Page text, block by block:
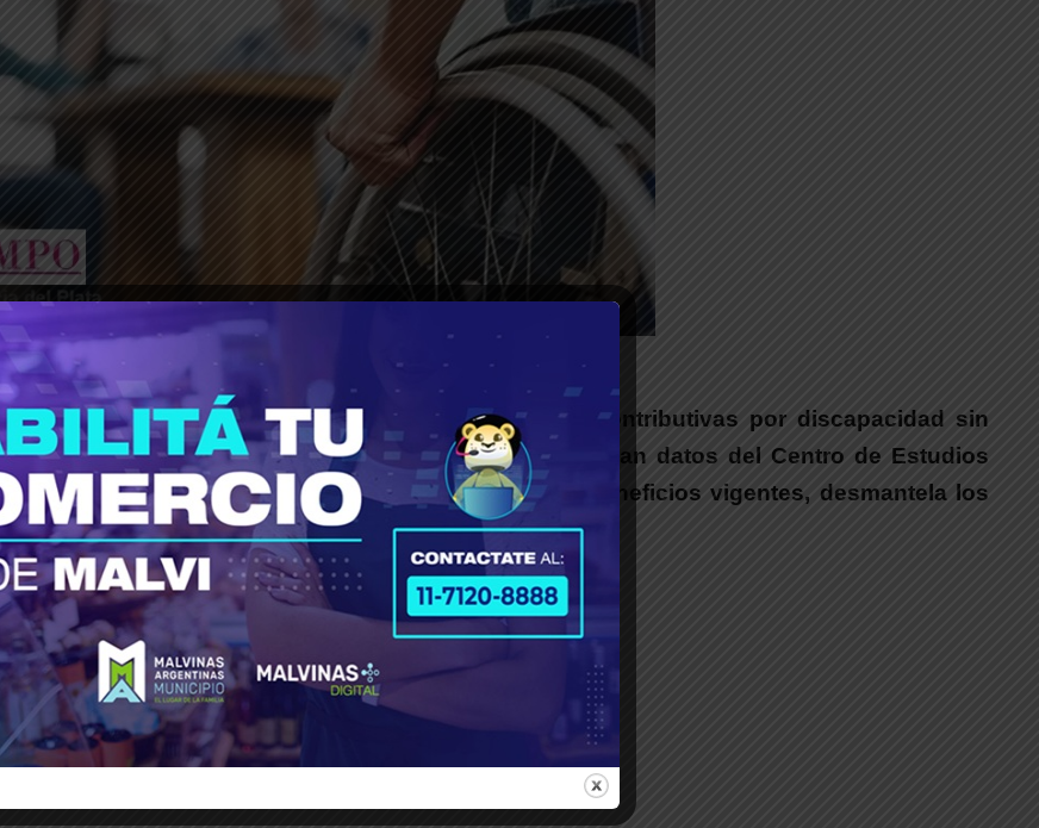
más de 227.000 solicitudes de Pensiones No Contributivas por discapacidad sin
se otorgaron poco más de 8.000 beneficios, revelan datos del Centro de Estudios
congela expedientes y suspende de forma masiva beneficios vigentes, desmantela los
humanos en variables de ajuste fiscal.